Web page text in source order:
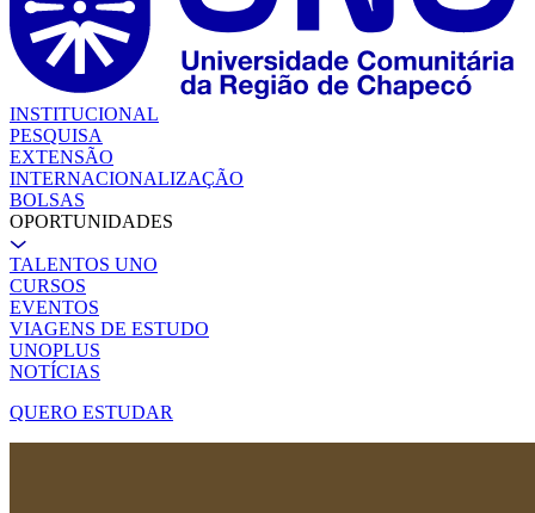
INSTITUCIONAL
PESQUISA
EXTENSÃO
INTERNACIONALIZAÇÃO
BOLSAS
OPORTUNIDADES
TALENTOS UNO
CURSOS
EVENTOS
VIAGENS DE ESTUDO
UNOPLUS
NOTÍCIAS
QUERO ESTUDAR